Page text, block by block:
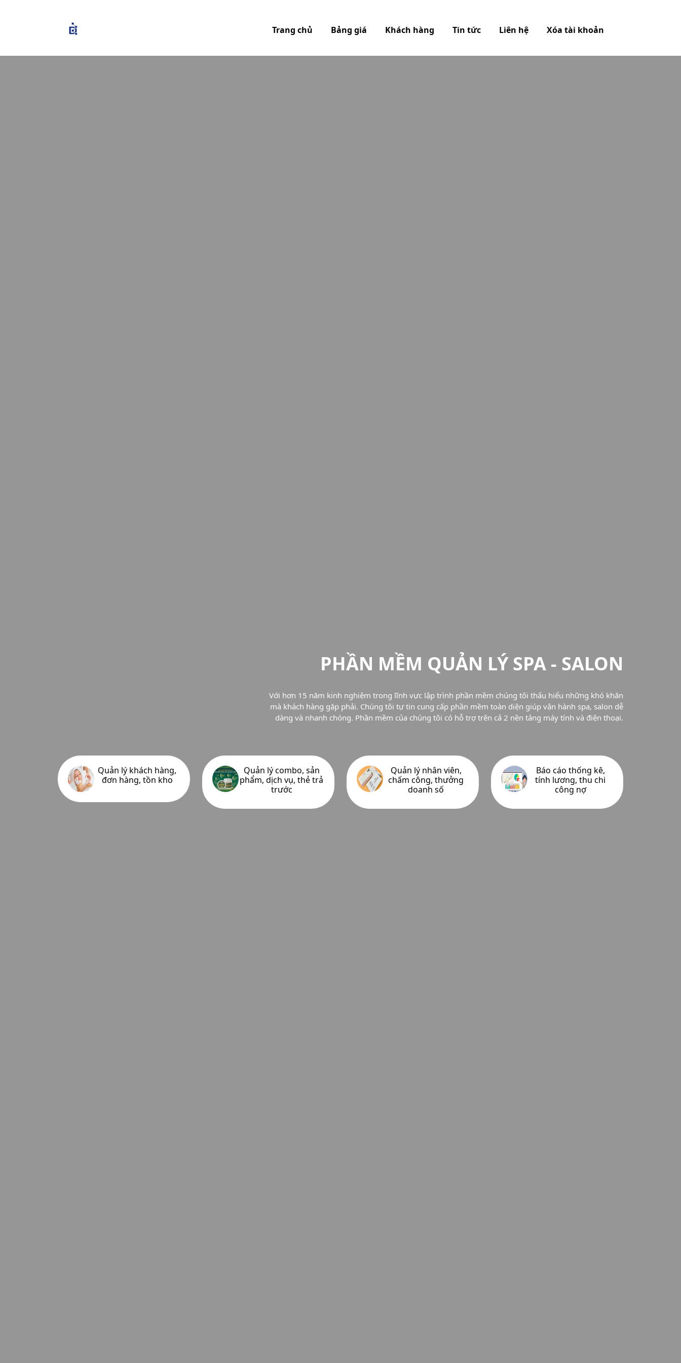
Trang chủ Bảng giá Khách hàng Tin tức Liên hệ Xóa tài khoản
PHẦN MỀM QUẢN LÝ SPA - SALON
Với hơn 15 năm kinh nghiệm trong lĩnh vực lập trình phần mềm chúng tôi thấu hiểu những khó khăn
mà khách hàng gặp phải. Chúng tôi tự tin cung cấp phần mềm toàn diện giúp vận hành spa, salon dễ
dàng và nhanh chóng. Phần mềm của chúng tôi có hỗ trợ trên cả 2 nền tảng máy tính và điện thoại.
Quản lý khách hàng,
đơn hàng, tồn kho
Quản lý combo, sản
phẩm, dịch vụ, thẻ trả
trước
Quản lý nhân viên,
chấm công, thưởng
doanh số
Báo cáo thống kê,
tính lương, thu chi
công nợ